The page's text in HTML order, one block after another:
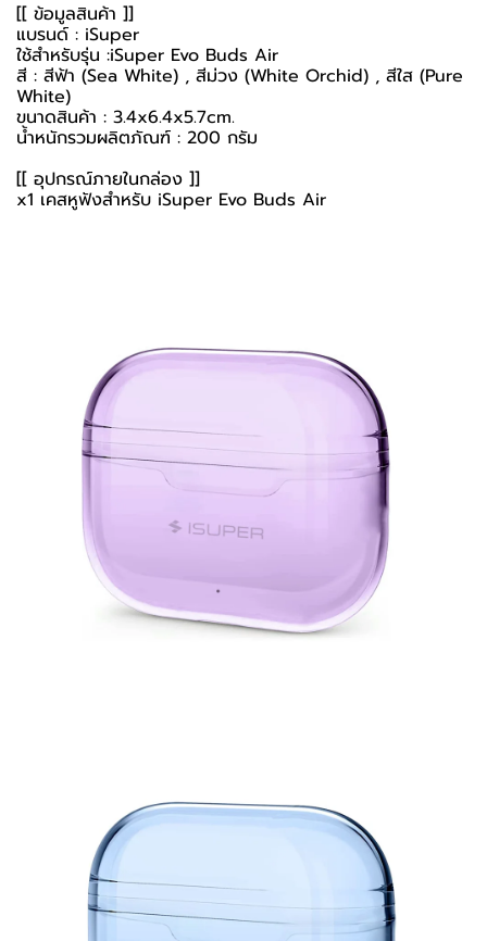
[[ ข้อมูลสินค้า ]]
แบรนด์ : iSuper
ใช้สำหรับรุ่น :iSuper Evo Buds Air
สี : สีฟ้า (Sea White) , สีม่วง (White Orchid) , สีใส (Pure
White)
ขนาดสินค้า : 3.4x6.4x5.7cm.
น้ำหนักรวมผลิตภัณฑ์ : 200 กรัม
[[ อุปกรณ์ภายในกล่อง ]]
x1 เคสหูฟังสำหรับ iSuper Evo Buds Air